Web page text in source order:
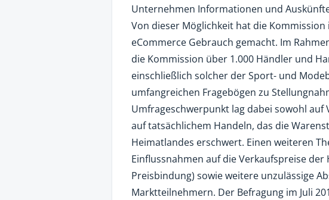
Unternehmen Informationen und
Von dieser Möglichkeit hat die Kommission
eCommerce Gebrauch gemacht. Im
die Kommission über 1.000 Händler und
einschließlich solcher der Sport- und
umfangreichen Fragebögen zu
Umfrageschwerpunkt lag dabei sowohl auf
auf tatsächlichem Handeln, das die
Heimatlandes erschwert. Einen weiteren
Einflussnahmen auf die Verkaufspreise
Preisbindung) sowie weitere unzulässige
Marktteilnehmern. Der Befragung im Juli